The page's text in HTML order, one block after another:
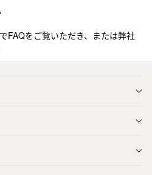
でFAQをご覧いただき、または弊社